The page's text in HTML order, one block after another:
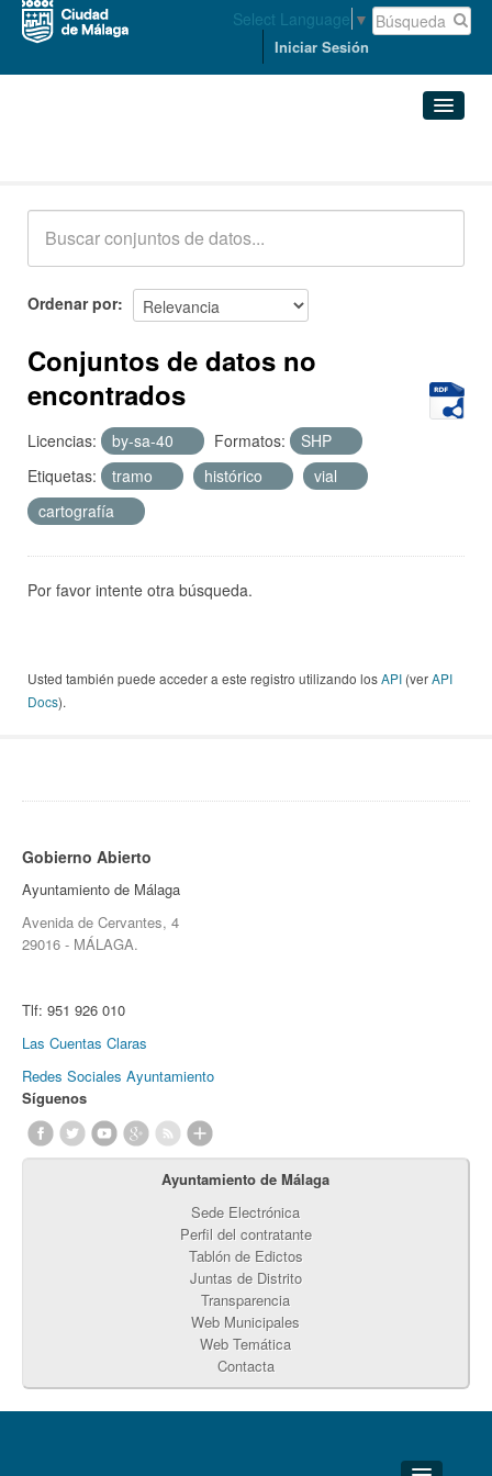
Select Language ▼
Iniciar Sesión
Acerca de
Ordenar por
Conjuntos de datos no
encontrados
Licencias: by-sa-40 Formatos:
SHP
Etiquetas:
tramo histórico
vial
cartografía
Por favor intente otra búsqueda.
Usted también puede acceder a este registro utilizando losAPI (verAPI
Docs).
Gobierno Abierto
Ayuntamiento de Málaga
Avenida de Cervantes, 4
29016 - MÁLAGA.
Tlf: 951 926 010
Las Cuentas Claras
Redes Sociales Ayuntamiento
Síguenos
Ayuntamiento de Málaga
Sede Electrónica
Perfil del contratante
Tablón de Edictos
Juntas de Distrito
Transparencia
Web Municipales
Web Temática
Contacta